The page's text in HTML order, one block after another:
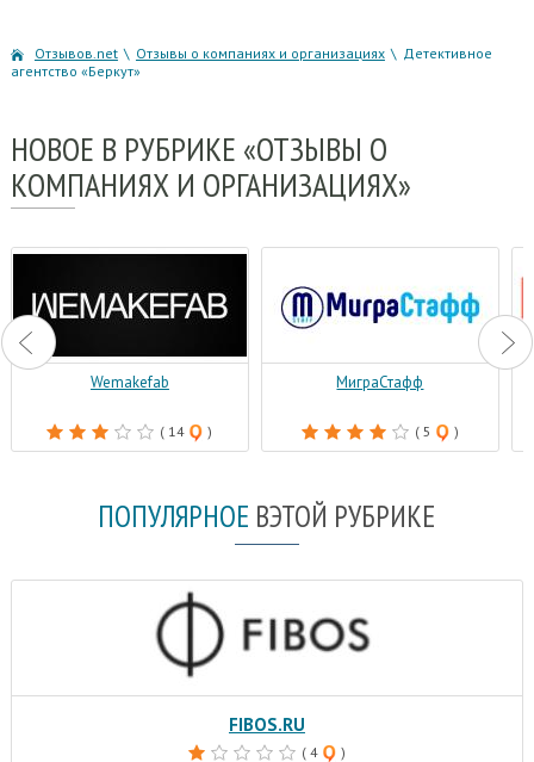
Отзывов.net \ Отзывы о компаниях и организациях \ Детективное
агентство «Беркут»
НОВОЕ В РУБРИКЕ «ОТЗЫВЫ О
КОМПАНИЯХ И ОРГАНИЗАЦИЯХ»
Wemakefab
( 14 )
МиграСтафф
( 5 )
ПОПУЛЯРНОЕ ВЭТОЙ РУБРИКЕ
FIBOS.RU
( 4 )